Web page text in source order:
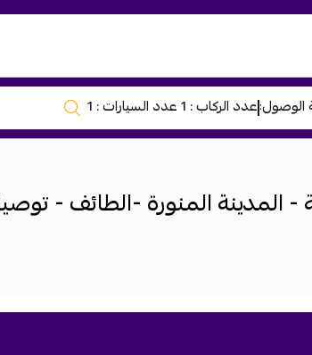
الوصول:عدد الركاب : 1 عدد السيارات : 1
المنورة -الطائف -